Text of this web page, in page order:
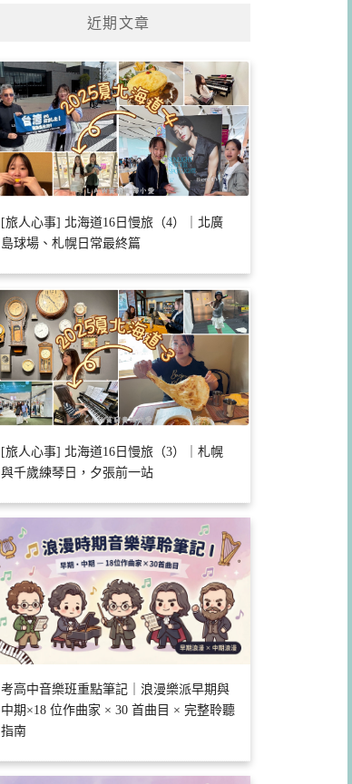
近期文章
[旅人心事] 北海道16日慢旅（4）｜北廣
島球場、札幌日常最終篇
[旅人心事] 北海道16日慢旅（3）｜札幌
與千歲練琴日，夕張前一站
考高中音樂班重點筆記｜浪漫樂派早期與
中期×18 位作曲家 × 30 首曲目 × 完整聆聽
指南